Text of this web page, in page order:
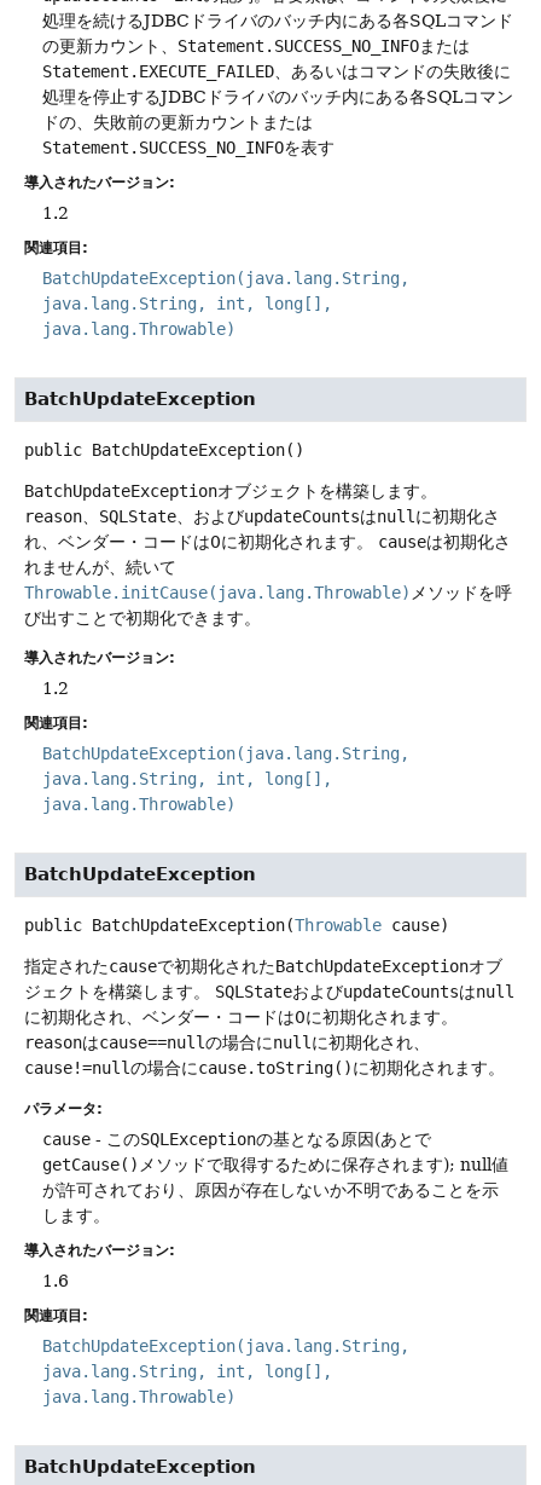
処理を続けるJDBCドライバのバッチ内にある各SQLコマンド
の更新カウント、 Statement.SUCCESS_NO_INFOまたは
Statement.EXECUTE_FAILED 、あるいはコマンドの失敗後に
処理を停止するJDBCドライバのバッチ内にある各SQLコマン
ドの、失敗前の更新カウントまたは
Statement.SUCCESS_NO_INFOを表す
導入されたバージョン:
1.2
関連項目:
BatchUpdateException(java.lang.String,
java.lang.String, int, long[],
java.lang.Throwable)
BatchUpdateException
public BatchUpdateException()
BatchUpdateExceptionオブジェクトを構築します。
reason
SQLState 、およびupdateCountsはnull に初期化さ
れ、ベンダー・コードは0に初期化されます。
causeは初期化さ
れませんが、続いて
Throwable.initCause(java.lang.Throwable) メソッドを呼
び出すことで初期化できます。
導入されたバージョン:
1.2
関連項目:
BatchUpdateException(java.lang.String,
java.lang.String, int, long[],
java.lang.Throwable)
BatchUpdateException
public BatchUpdateException(Throwable cause)
指定されたcauseで初期化されたBatchUpdateExceptionオブ
ジェクトを構築します。
SQLStateおよびupdateCountsはnull
に初期化され、ベンダー・コードは0に初期化されます。
reasonはcause==nullの場合にnullに初期化され、
cause!=nullの場合にcause.toString()に初期化されます。
パラメータ:
cause - このSQLExceptionの基となる原因(あとで
getCause() メソッドで取得するために保存されます); null値
が許可されており、原因が存在しないか不明であることを示
します。
導入されたバージョン:
1.6
関連項目:
BatchUpdateException(java.lang.String,
java.lang.String, int, long[],
java.lang.Throwable)
BatchUpdateException